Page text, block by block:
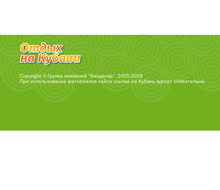
Copyright © Группа компаний "Кандагар", 2005-2026
При использовании материалов сайта ссылка на Кубань курортобязательна.